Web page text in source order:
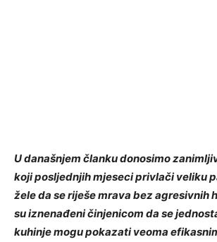
U današnjem članku donosimo
koji posljednjih mjeseci privlači veliku
žele da se riješe mrava bez agresivnih
su iznenađeni činjenicom da se
kuhinje mogu pokazati veoma